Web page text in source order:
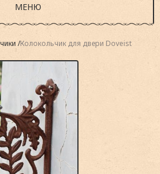
МЕНЮ
Колокольчик для двери Doveist